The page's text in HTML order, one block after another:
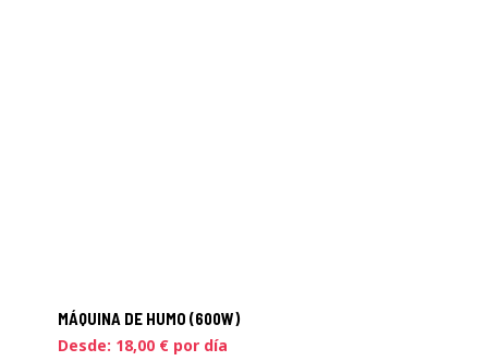
MÁQUINA DE HUMO (600W)
Desde: 18,00 € por día